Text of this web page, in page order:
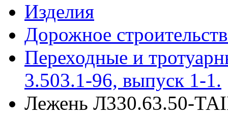
Изделия
Дорожное
Переходные и
3.503.1-96, выпуск 1-1.
Лежень Л330.63.50-